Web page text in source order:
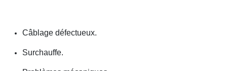
Câblage défectueux.
Surchauffe.